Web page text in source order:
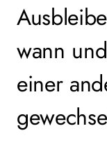
wann
einer